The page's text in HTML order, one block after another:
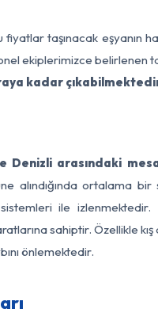
fiyatlar taşınacak eşyanın
ekiplerimizce belirlenen
kadar
Denizli arasındaki
alındığında ortalama
ile izlenmektedir.
sahiptir. Özellikle
önlemektedir.